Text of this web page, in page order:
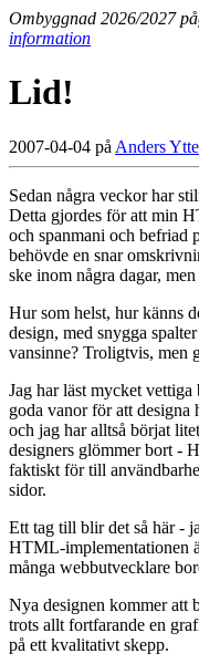
Ombyggnad 2026/2027
information
Lid!
2007-04-04 på Anders
Sedan några veckor har
Detta gjordes för att min
och spanmani och befriad
behövde en snar
ske inom några dagar,
Hur som helst, hur känns
design, med snygga
vansinne? Troligtvis, men
Jag har läst mycket
goda vanor för att designa
och jag har alltså börjat
designers glömmer bort -
faktiskt för till
sidor.
Ett tag till blir det så här -
HTML-implementationen
många webbutvecklare
Nya designen kommer att
trots allt fortfarande en
på ett kvalitativt skepp.